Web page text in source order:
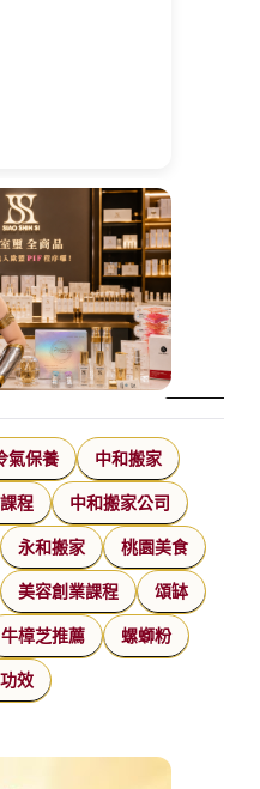
氣保養 中和搬家
程 中和搬家公司
永和搬家 桃園美食
美容創業課程 頌缽
牛樟芝推薦 螺螄粉
效